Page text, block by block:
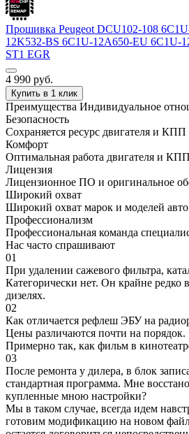
Прошивка Peugeot DCU102-108
12K532-BS 6C1U-12A650-EU 6C1U-
ST1 EGR
4 990 руб.
Купить в 1 клик
Преимущества Индивидуальное
Безопасность
Сохраняется ресурс двигателя и КПП
Комфорт
Оптимальная работа двигателя и КПП
Лицензия
Лицензионное ПО и оригинальное
Широкий охват
Широкий охват марок и моделей авто
Профессионализм
Профессиональная команда
Нас часто спрашивают
01
При удалении сажевого фильтра,
Категорически нет. Он крайне редко
дизелях.
02
Как отличается рефлеш ЭБУ на
Цены различаются почти на порядок.
Примерно так, как фильм в
03
После ремонта у дилера, в блок
стандартная программа. Мне
купленные мною настройки?
Мы в таком случае, всегда идем
готовим модификацию на новом